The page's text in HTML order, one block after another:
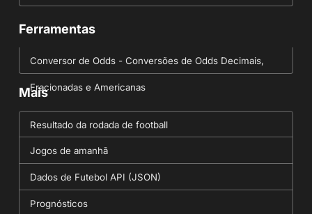
Ferramentas
Conversor de Odds - Conversões de Odds Decimais,
Fracionadas e Americanas
Mais
Resultado da rodada de football
Jogos de amanhã
Dados de Futebol API (JSON)
Prognósticos